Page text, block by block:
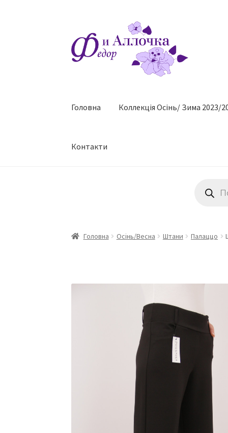
до
навігації
до
контенту
Головна Коллекцiя Осінь/ Зима 2023/
Контакти
товарів
Головна Осінь/Весна Штани Палаццо